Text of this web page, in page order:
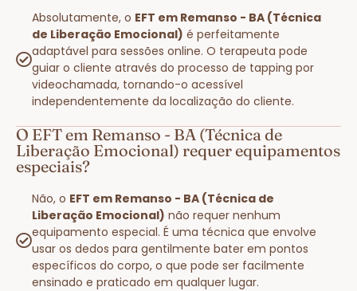
Absolutamente, o EFT em Remanso - BA (Técnica
de Liberação Emocional) é perfeitamente
adaptável para sessões online. O terapeuta pode
guiar o cliente através do processo de tapping por
videochamada, tornando-o acessível
independentemente da localização do cliente.
O EFT em Remanso - BA (Técnica de
Liberação Emocional) requer equipamentos
especiais?
Não, o EFT em Remanso - BA (Técnica de
Liberação Emocional) não requer nenhum
equipamento especial. É uma técnica que envolve
usar os dedos para gentilmente bater em pontos
específicos do corpo, o que pode ser facilmente
ensinado e praticado em qualquer lugar.